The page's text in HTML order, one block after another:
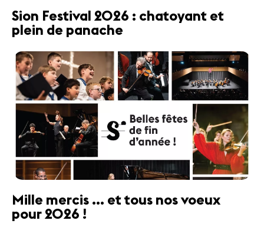
Sion Festival 2026 : chatoyant et
plein de panache
Mille mercis ... et tous nos voeux
pour 2026 !